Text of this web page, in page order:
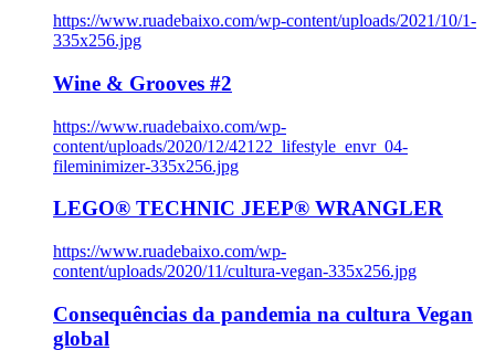
https://www.ruadebaixo.com/wp-content/uploads/2021/10/1-
335x256.jpg
Wine & Grooves #2
https://www.ruadebaixo.com/wp-
content/uploads/2020/12/42122_lifestyle_envr_04-
fileminimizer-335x256.jpg
LEGO® TECHNIC JEEP® WRANGLER
https://www.ruadebaixo.com/wp-
content/uploads/2020/11/cultura-vegan-335x256.jpg
Consequências da pandemia na cultura Vegan
global